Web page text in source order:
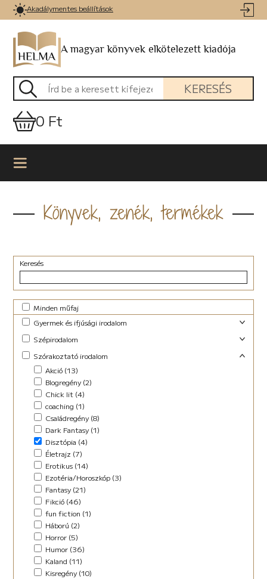
Akadálymentes beállítások
A magyar könyvek elkötelezett kiadója
KERESÉS
0 Ft
Könyvek, zenék, termékek
Keresés
Minden műfaj
Gyermek és ifjúsági irodalom
Foglalkoztató (29)
Ifjúsági (Young Adult) (47)
Lányregény (7)
Mese (141)
New Adult (9)
Novella (4)
Vers (27)
Szépirodalom
Családregény (3)
Novella (10)
Regény (13)
Szociodráma (2)
Vers (36)
Szórakoztató irodalom
Akció (13)
Blogregény (2)
Chick lit (4)
coaching (1)
Családregény (8)
Dark Fantasy (1)
Disztópia (4)
Életrajz (7)
Erotikus (14)
Ezotéria/Horoszkóp (3)
Fantasy (21)
Fikció (46)
fun fiction (1)
Háború (2)
Horror (5)
Humor (36)
Kaland (11)
Kisregény (10)